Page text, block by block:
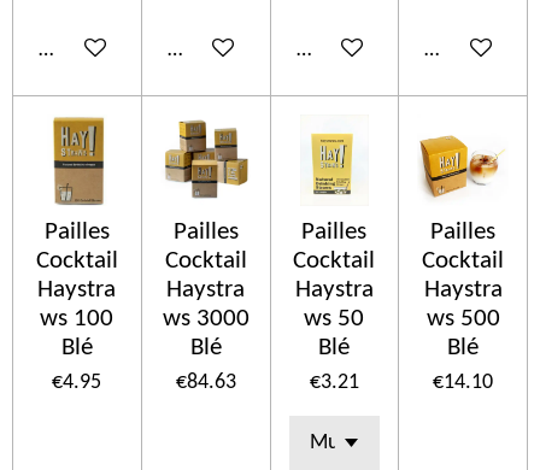
Add to cart Add to cart Add to cart Add to cart
Pailles
Cocktail
Haystra
ws 100
Blé
€4.95
Pailles
Cocktail
Haystra
ws 3000
Blé
€84.63
Pailles
Cocktail
Haystra
ws 50
Blé
€3.21
Pailles
Cocktail
Haystra
ws 500
Blé
€14.10